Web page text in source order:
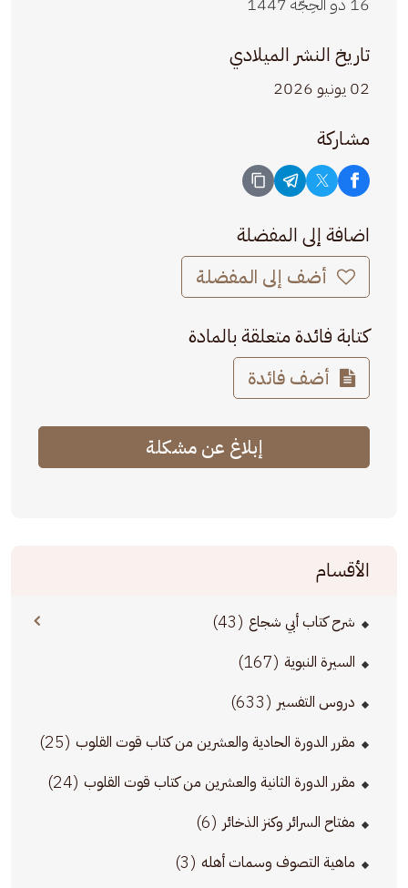
تاريخ النشر الميلادي
02 يونيو 2026
مشاركة
اضافة إلى المفضلة
أضف إلى المفضلة
كتابة فائدة متعلقة بالمادة
أضف فائدة
إبلاغ عن مشكلة
الأقسام
شرح كتاب أبي شجاع (43)
السيرة النبوية (167)
دروس التفسير (633)
مقرر الدورة الحادية والعشرين من كتاب قوت القلوب (25)
مقرر الدورة الثانية والعشرين من كتاب قوت القلوب (24)
مفتاح السرائر وكنز الذخائر (6)
ماهية التصوف وسمات أهله (3)